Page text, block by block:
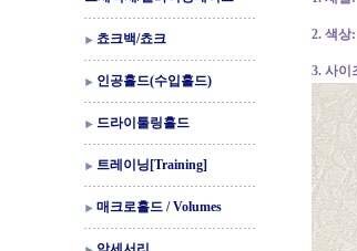
쵸크백/쵸크
인공홀드(수입홀드)
드라이툴링홀드
트레이닝[Training]
매크로홀드 / Volumes
2. 색상
3. 사이